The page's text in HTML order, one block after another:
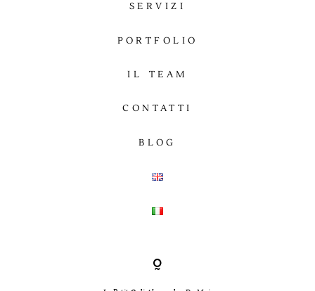
SERVIZI
PORTFOLIO
IL TEAM
CONTATTI
BLOG